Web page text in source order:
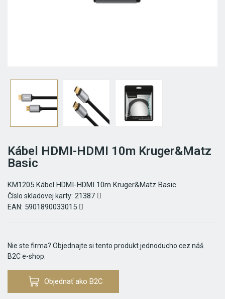
Kábel HDMI-HDMI 10m Kruger&Matz
Basic
KM1205 Kábel HDMI-HDMI 10m Kruger&Matz Basic
Číslo skladovej karty: 21387
EAN: 5901890033015
Nie ste firma? Objednajte si tento produkt jednoducho cez náš
B2C e-shop.
Objednať ako B2C